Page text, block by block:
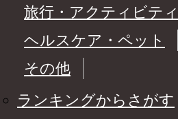
旅行・アクティビティ
ヘルスケア・ペット
その他
ランキングからさがす